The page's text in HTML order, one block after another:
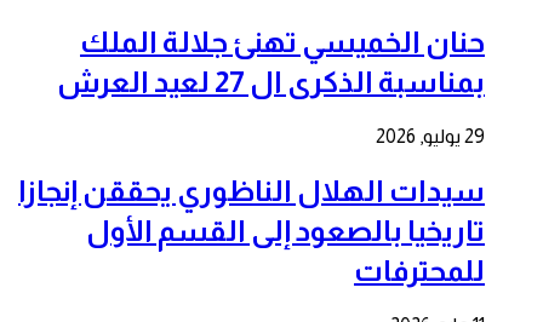
حنان الخميسي تهنئ جلالة الملك
بمناسبة الذكرى ال 27 لعيد العرش
29 يوليو, 2026
سيدات الهلال الناظوري يحققن إنجازا
تاريخيا بالصعود إلى القسم الأول
للمحترفات